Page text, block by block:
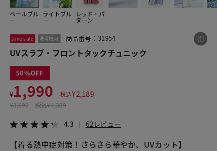
ペールブル
ー
ライトブル
ー
レッド・パ
ターン
9
time sale 洗濯機可 商品番号：31954
UVスラブ・フロントタックチュニック
50
¥1,990 税込¥2,189
¥3,990 税込¥4,389
4.3 62レビュー
【着る熱中症対策！さらさら華やか、UVカット】
この商品をシェアする
¥1,990
税込¥2,189